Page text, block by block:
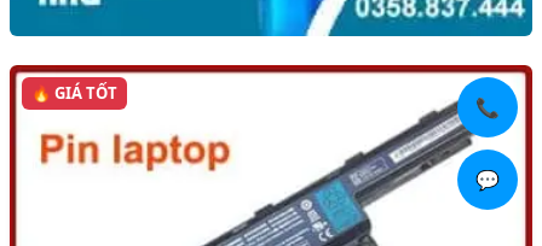
🔥 GIÁ TỐT
📞
💬